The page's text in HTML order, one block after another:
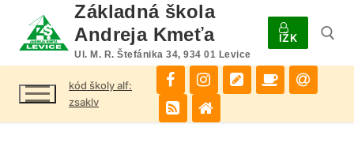
obsah
Základná škola
Andreja Kmeťa
Ul. M. R. Štefánika 34, 934 01 Levice
IŽK
Hľadať:
kód školy alf:
zsaklv